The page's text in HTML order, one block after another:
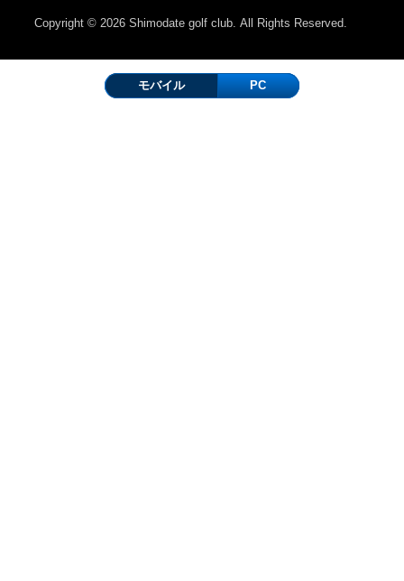
Copyright © 2026 Shimodate golf club. All Rights Reserved.
モバイル PC